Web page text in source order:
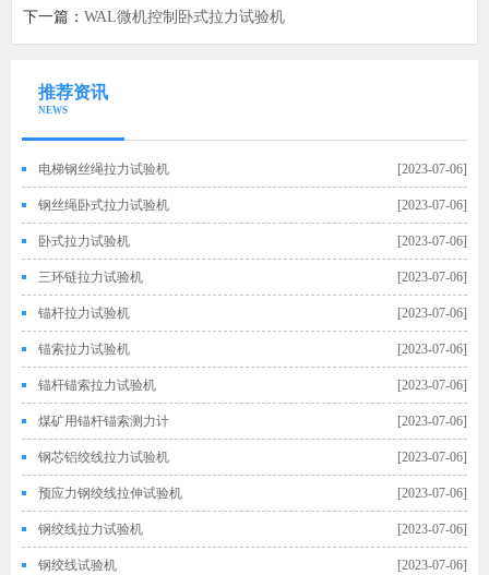
下一篇： WAL微机控制卧式拉力试验机
推荐资讯
NEWS
[2023-07-06]
电梯钢丝绳拉力试验机
[2023-07-06]
钢丝绳卧式拉力试验机
[2023-07-06]
卧式拉力试验机
[2023-07-06]
三环链拉力试验机
[2023-07-06]
锚杆拉力试验机
[2023-07-06]
锚索拉力试验机
[2023-07-06]
锚杆锚索拉力试验机
[2023-07-06]
煤矿用锚杆锚索测力计
[2023-07-06]
钢芯铝绞线拉力试验机
[2023-07-06]
预应力钢绞线拉伸试验机
[2023-07-06]
钢绞线拉力试验机
[2023-07-06]
钢绞线试验机